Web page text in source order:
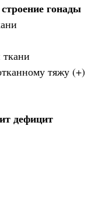
гонады
ткани
тяжу (+)
дефицит